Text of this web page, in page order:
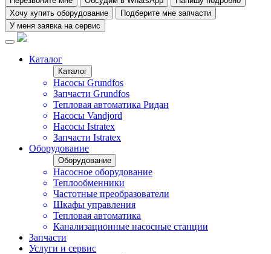
Хочу купить оборудование
Подберите мне запчасти
У меня заявка на сервис
Каталог
Каталог
Насосы Grundfos
Запчасти Grundfos
Тепловая автоматика Ридан
Насосы Vandjord
Насосы Istratex
Запчасти Istratex
Оборудование
Оборудование
Насосное оборудование
Теплообменники
Частотные преобразователи
Шкафы управления
Тепловая автоматика
Канализационные насосные станции
Запчасти
Услуги и сервис